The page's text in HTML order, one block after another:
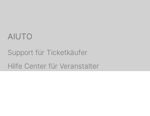
AIUTO
Support für Ticketkäufer
Hilfe Center für Veranstalter